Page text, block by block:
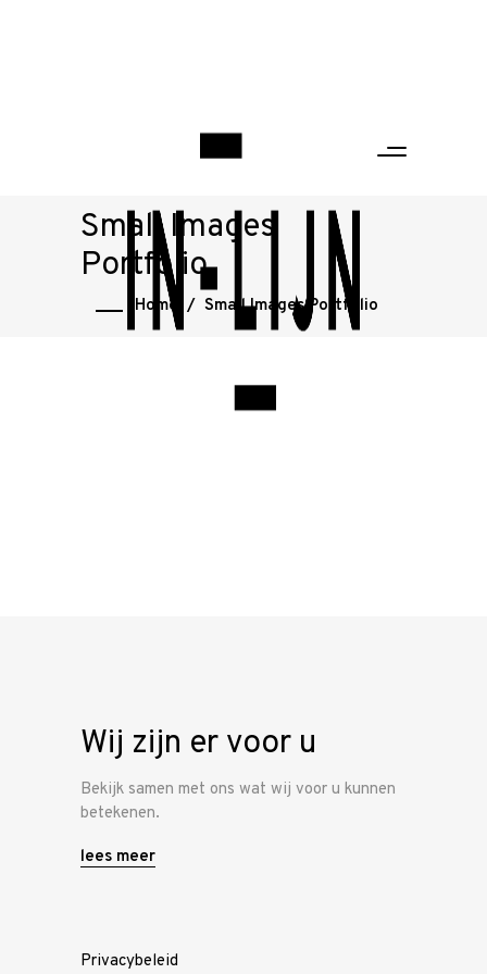
Vacature
Contacteer
ons
Small Images
Portfolio
Home / Small Images Portfolio
Wij zijn er voor u
Bekijk samen met ons wat wij voor u kunnen
betekenen.
lees meer
Privacybeleid